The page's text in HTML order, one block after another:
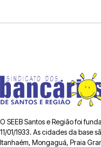
O SEEB Santos e Região foi
11/01/1933. As cidades da base
Itanhaém, Mongaguá, Praia